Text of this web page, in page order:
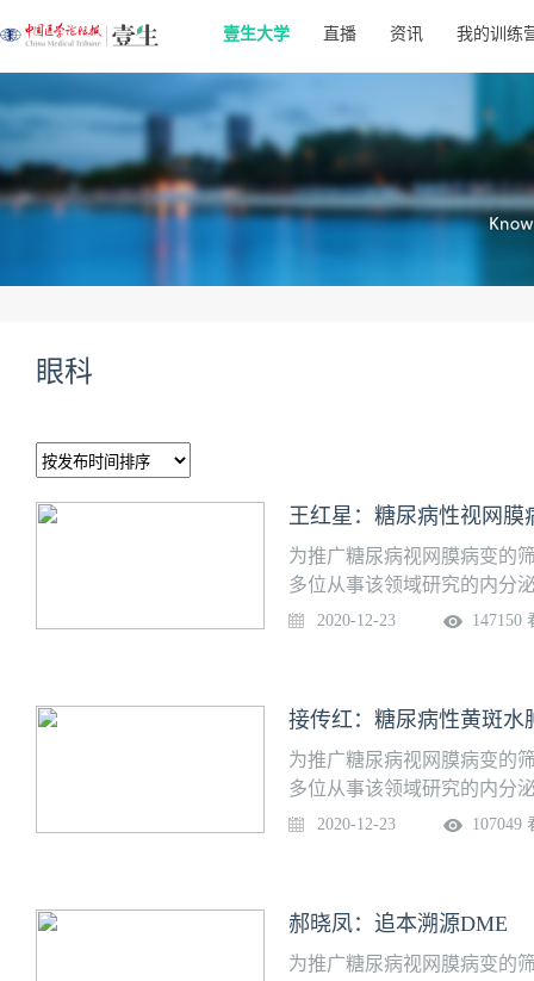
壹生大学 直播 资讯 我的训练
眼科
王红星：糖尿病性视网膜
为推广糖尿病视网膜病变的
多位从事该领域研究的内分
专项培训课程，助力提升基
2020-12-23 147150
接传红：糖尿病性黄斑水
为推广糖尿病视网膜病变的
多位从事该领域研究的内分
专项培训课程，助力提升基
2020-12-23 107049
郝晓凤：追本溯源DME
为推广糖尿病视网膜病变的